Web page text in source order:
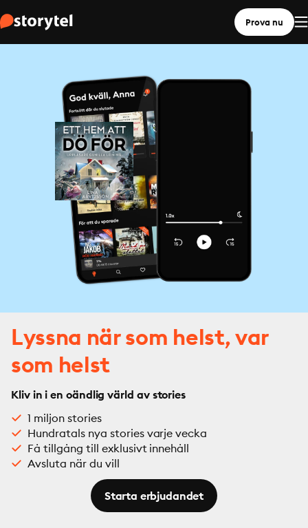
Prova nu
Lyssna när som helst, var
som helst
Kliv in i en oändlig värld av stories
1 miljon stories
Hundratals nya stories varje vecka
Få tillgång till exklusivt innehåll
Avsluta när du vill
Starta erbjudandet